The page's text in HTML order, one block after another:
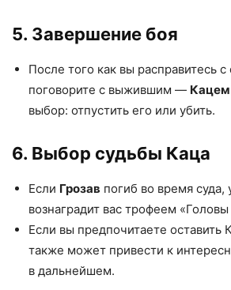
5. Завершение боя
После того как вы расправитесь с
поговорите с выжившим — Кацем
выбор: отпустить его или убить.
6. Выбор судьбы Каца
Если Грозав погиб во время суда,
вознаградит вас трофеем
Если вы предпочитаете оставить
также может привести к
в дальнейшем.